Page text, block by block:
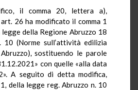
il comma 20, lettera a),
art. 26 ha modificato il comma 1
legge della Regione Abruzzo 18
10 (Norme sull’attività edilizia
sostituendo le parole
con quelle «alla data
A seguito di detta modifica,
1, della legge reg. Abruzzo n. 10